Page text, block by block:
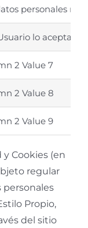
personales no
lo acepta,
2 Value 7
2 Value 8
2 Value 9
Cookies (en
regular
personales
Propio,
del sitio